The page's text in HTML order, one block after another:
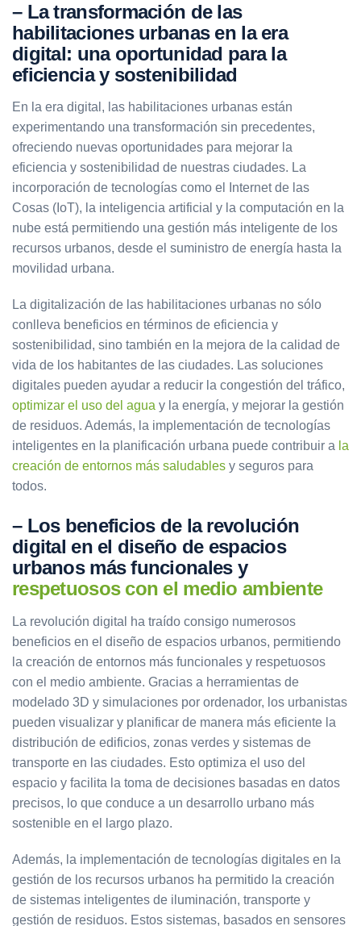
– La transformación de las
habilitaciones urbanas en la era
digital: una oportunidad para la
eficiencia y sostenibilidad
En la era digital, las habilitaciones urbanas están
experimentando una transformación sin precedentes,
ofreciendo nuevas oportunidades para mejorar la
eficiencia y sostenibilidad de nuestras ciudades. La
incorporación de tecnologías como el Internet de las
Cosas (IoT), la inteligencia artificial y la computación en la
nube está permitiendo una gestión más inteligente de los
recursos urbanos, desde el suministro de energía hasta la
movilidad urbana.
La digitalización de las habilitaciones urbanas no sólo
conlleva beneficios en términos de eficiencia y
sostenibilidad, sino también en la mejora de la calidad de
vida de los habitantes de las ciudades. Las soluciones
digitales pueden ayudar a reducir la congestión del tráfico,
optimizar el uso del agua y la energía, y mejorar la gestión
de residuos. Además, la implementación de tecnologías
inteligentes en la planificación urbana puede contribuir a la
creación de entornos más saludables y seguros para
todos.
– Los beneficios de la revolución
digital en el diseño de espacios
urbanos más funcionales y
respetuosos con el medio ambiente
La revolución digital ha traído consigo numerosos
beneficios en el diseño de espacios urbanos, permitiendo
la creación de entornos más funcionales y respetuosos
con el medio ambiente. Gracias a herramientas de
modelado 3D y simulaciones por ordenador, los urbanistas
pueden visualizar y planificar de manera más eficiente la
distribución de edificios, zonas verdes y sistemas de
transporte en las ciudades. Esto optimiza el uso del
espacio y facilita la toma de decisiones basadas en datos
precisos, lo que conduce a un desarrollo urbano más
sostenible en el largo plazo.
Además, la implementación de tecnologías digitales en la
gestión de los recursos urbanos ha permitido la creación
de sistemas inteligentes de iluminación, transporte y
gestión de residuos. Estos sistemas, basados en sensores